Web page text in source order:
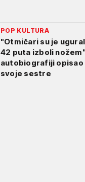
POP KULTURA
"Otmičari su je
42 puta izboli
autobiografiji opisao
svoje sestre